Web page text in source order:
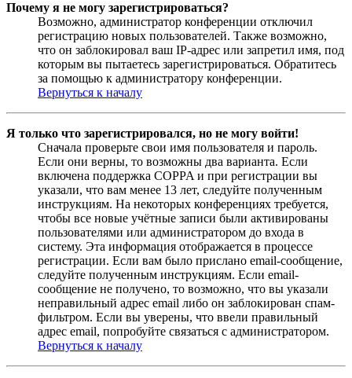
Почему я не могу зарегистрироваться?
Возможно, администратор конференции отключил
регистрацию новых пользователей. Также возможно,
что он заблокировал ваш IP-адрес или запретил имя, под
которым вы пытаетесь зарегистрироваться. Обратитесь
за помощью к администратору конференции.
Вернуться к началу
Я только что зарегистрировался, но не могу войти!
Сначала проверьте свои имя пользователя и пароль.
Если они верны, то возможны два варианта. Если
включена поддержка COPPA и при регистрации вы
указали, что вам менее 13 лет, следуйте полученным
инструкциям. На некоторых конференциях требуется,
чтобы все новые учётные записи были активированы
пользователями или администратором до входа в
систему. Эта информация отображается в процессе
регистрации. Если вам было прислано email-сообщение,
следуйте полученным инструкциям. Если email-
сообщение не получено, то возможно, что вы указали
неправильный адрес email либо он заблокирован спам-
фильтром. Если вы уверены, что ввели правильный
адрес email, попробуйте связаться с администратором.
Вернуться к началу